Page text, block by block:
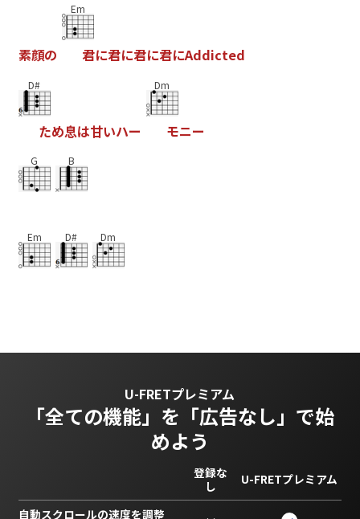
素顔の
Em
君に君に君に君にAddicted
D#
ため息は甘いハー
Dm
モニー
G B
Em D# Dm
U-FRETプレミアム
「全ての機能」を 「広告なし」で始
めよう
登録な
し
U-FRETプレミアム
自動スクロールの速度を調整